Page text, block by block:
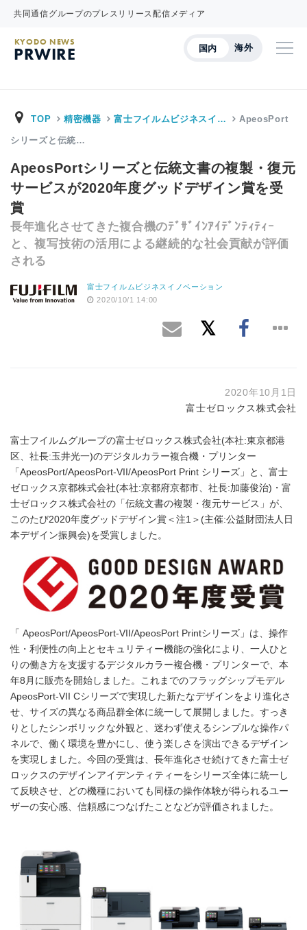
共同通信グループのプレスリリース配信メディア
国内 海外
KYODO NEWS
PRWIRE
TOP 精密機器 富士フイルムビジネスイ… ApeosPort
シリーズと伝統…
ApeosPortシリーズと伝統文書の複製・復元
サービスが2020年度グッドデザイン賞を受
賞
長年進化させてきた複合機のﾃﾞｻﾞｲﾝｱｲﾃﾞﾝﾃｨﾃｨｰ
と、複写技術の活用による継続的な社会貢献が評価
される
富士フイルムビジネスイノベーション
2020/10/1 14:00
2020年10月1日
富士ゼロックス株式会社
富士フイルムグループの富士ゼロックス株式会社(本社:東京都港
区、社長:玉井光一)のデジタルカラー複合機・プリンター
「ApeosPort/ApeosPort-VII/ApeosPort Print シリーズ」と、富士
ゼロックス京都株式会社(本社:京都府京都市、社長:加藤俊治)・富
士ゼロックス株式会社の「伝統文書の複製・復元サービス」が、
このたび2020年度グッドデザイン賞＜注1＞(主催:公益財団法人日
本デザイン振興会)を受賞しました。
「 ApeosPort/ApeosPort-VII/ApeosPort Printシリーズ」は、操作
性・利便性の向上とセキュリティー機能の強化により、一人ひと
りの働き方を支援するデジタルカラー複合機・プリンターで、本
年8月に販売を開始しました。これまでのフラッグシップモデル
ApeosPort-VII Cシリーズで実現した新たなデザインをより進化さ
せ、サイズの異なる商品群全体に統一して展開しました。すっき
りとしたシンボリックな外観と、迷わず使えるシンプルな操作パ
ネルで、働く環境を豊かにし、使う楽しさを演出できるデザイン
を実現しました。今回の受賞は、長年進化させ続けてきた富士ゼ
ロックスのデザインアイデンティティーをシリーズ全体に統一し
て反映させ、どの機種においても同様の操作体験が得られるユー
ザーの安心感、信頼感につなげたことなどが評価されました。